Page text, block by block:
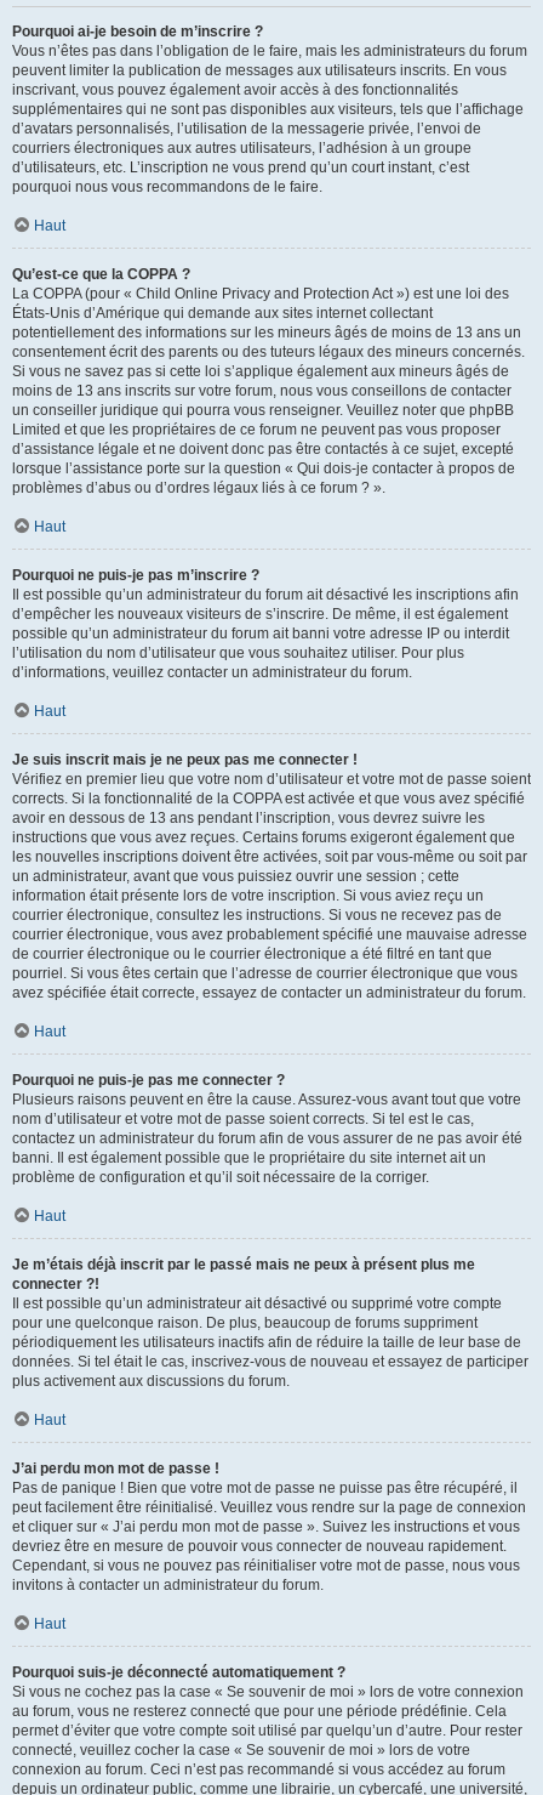
Pourquoi ai-je besoin de m’inscrire ?
Vous n’êtes pas dans l’obligation de le faire, mais les administrateurs du forum
peuvent limiter la publication de messages aux utilisateurs inscrits. En vous
inscrivant, vous pouvez également avoir accès à des fonctionnalités
supplémentaires qui ne sont pas disponibles aux visiteurs, tels que l’affichage
d’avatars personnalisés, l’utilisation de la messagerie privée, l’envoi de
courriers électroniques aux autres utilisateurs, l’adhésion à un groupe
d’utilisateurs, etc. L’inscription ne vous prend qu’un court instant, c’est
pourquoi nous vous recommandons de le faire.
Haut
Qu’est-ce que la COPPA ?
La COPPA (pour « Child Online Privacy and Protection Act ») est une loi des
États-Unis d’Amérique qui demande aux sites internet collectant
potentiellement des informations sur les mineurs âgés de moins de 13 ans un
consentement écrit des parents ou des tuteurs légaux des mineurs concernés.
Si vous ne savez pas si cette loi s’applique également aux mineurs âgés de
moins de 13 ans inscrits sur votre forum, nous vous conseillons de contacter
un conseiller juridique qui pourra vous renseigner. Veuillez noter que phpBB
Limited et que les propriétaires de ce forum ne peuvent pas vous proposer
d’assistance légale et ne doivent donc pas être contactés à ce sujet, excepté
lorsque l’assistance porte sur la question « Qui dois-je contacter à propos de
problèmes d’abus ou d’ordres légaux liés à ce forum ? ».
Haut
Pourquoi ne puis-je pas m’inscrire ?
Il est possible qu’un administrateur du forum ait désactivé les inscriptions afin
d’empêcher les nouveaux visiteurs de s’inscrire. De même, il est également
possible qu’un administrateur du forum ait banni votre adresse IP ou interdit
l’utilisation du nom d’utilisateur que vous souhaitez utiliser. Pour plus
d’informations, veuillez contacter un administrateur du forum.
Haut
Je suis inscrit mais je ne peux pas me connecter !
Vérifiez en premier lieu que votre nom d’utilisateur et votre mot de passe soient
corrects. Si la fonctionnalité de la COPPA est activée et que vous avez spécifié
avoir en dessous de 13 ans pendant l’inscription, vous devrez suivre les
instructions que vous avez reçues. Certains forums exigeront également que
les nouvelles inscriptions doivent être activées, soit par vous-même ou soit par
un administrateur, avant que vous puissiez ouvrir une session ; cette
information était présente lors de votre inscription. Si vous aviez reçu un
courrier électronique, consultez les instructions. Si vous ne recevez pas de
courrier électronique, vous avez probablement spécifié une mauvaise adresse
de courrier électronique ou le courrier électronique a été filtré en tant que
pourriel. Si vous êtes certain que l’adresse de courrier électronique que vous
avez spécifiée était correcte, essayez de contacter un administrateur du forum.
Haut
Pourquoi ne puis-je pas me connecter ?
Plusieurs raisons peuvent en être la cause. Assurez-vous avant tout que votre
nom d’utilisateur et votre mot de passe soient corrects. Si tel est le cas,
contactez un administrateur du forum afin de vous assurer de ne pas avoir été
banni. Il est également possible que le propriétaire du site internet ait un
problème de configuration et qu’il soit nécessaire de la corriger.
Haut
Je m’étais déjà inscrit par le passé mais ne peux à présent plus me
connecter ?!
Il est possible qu’un administrateur ait désactivé ou supprimé votre compte
pour une quelconque raison. De plus, beaucoup de forums suppriment
périodiquement les utilisateurs inactifs afin de réduire la taille de leur base de
données. Si tel était le cas, inscrivez-vous de nouveau et essayez de participer
plus activement aux discussions du forum.
Haut
J’ai perdu mon mot de passe !
Pas de panique ! Bien que votre mot de passe ne puisse pas être récupéré, il
peut facilement être réinitialisé. Veuillez vous rendre sur la page de connexion
et cliquer sur « J’ai perdu mon mot de passe ». Suivez les instructions et vous
devriez être en mesure de pouvoir vous connecter de nouveau rapidement.
Cependant, si vous ne pouvez pas réinitialiser votre mot de passe, nous vous
invitons à contacter un administrateur du forum.
Haut
Pourquoi suis-je déconnecté automatiquement ?
Si vous ne cochez pas la case « Se souvenir de moi » lors de votre connexion
au forum, vous ne resterez connecté que pour une période prédéfinie. Cela
permet d’éviter que votre compte soit utilisé par quelqu’un d’autre. Pour rester
connecté, veuillez cocher la case « Se souvenir de moi » lors de votre
connexion au forum. Ceci n’est pas recommandé si vous accédez au forum
depuis un ordinateur public, comme une librairie, un cybercafé, une université,